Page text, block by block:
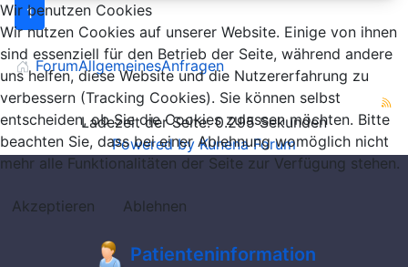
1
ForumAllgemeinesAnfragen
Ladezeit der Seite: 0.295 Sekunden
Powered by Kunena Forum
Patienteninformation
Wir benutzen Cookies
Wir nutzen Cookies auf unserer Website. Einige von ihnen
sind essenziell für den Betrieb der Seite, während andere
uns helfen, diese Website und die Nutzererfahrung zu
verbessern (Tracking Cookies). Sie können selbst
entscheiden, ob Sie die Cookies zulassen möchten. Bitte
beachten Sie, dass bei einer Ablehnung womöglich nicht
mehr alle Funktionalitäten der Seite zur Verfügung stehen.
Akzeptieren Ablehnen